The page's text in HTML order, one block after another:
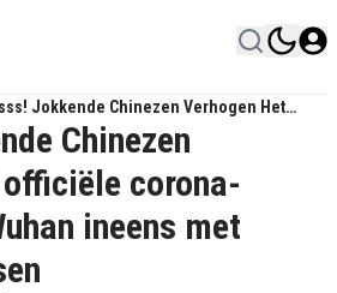
Jokkende Chinezen Verhogen Het
Corona-Dodental In Wuhan Ineens
Duizend Mensen
Chinezen
corona-
ineens met